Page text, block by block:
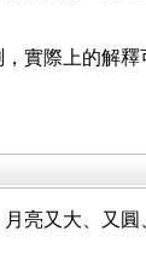
實際上的解
亮又大、又